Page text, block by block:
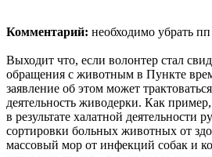
Комментарий: необходимо убрать пп
Выходит что, если волонтер стал
обращения с животным в Пункте
заявление об этом может
деятельность живодерки. Как​
в результате халатной деятельности
сортировки больных животных от
массовый мор от инфекций собак и